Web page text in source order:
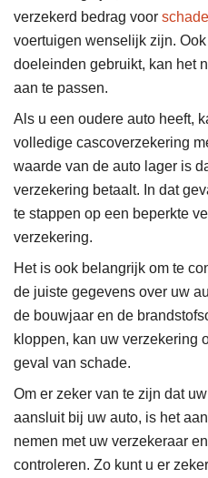
verzekerd bedrag voor
voertuigen wenselijk zijn.
doeleinden gebruikt, kan het
aan te passen.
Als u een oudere auto heeft,
volledige cascoverzekering
waarde van de auto lager is
verzekering betaalt. In dat
te stappen op een beperkte
verzekering.
Het is ook belangrijk om te
de juiste gegevens over uw
de bouwjaar en de
kloppen, kan uw verzekering
geval van schade.
Om er zeker van te zijn dat
aansluit bij uw auto, is het
nemen met uw verzekeraar
controleren. Zo kunt u er